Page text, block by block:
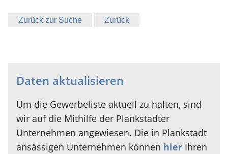
Zurück zur Suche Zurück
Daten aktualisieren
Um die Gewerbeliste aktuell zu halten, sind
wir auf die Mithilfe der Plankstadter
Unternehmen angewiesen. Die in Plankstadt
ansässigen Unternehmen können hier Ihren